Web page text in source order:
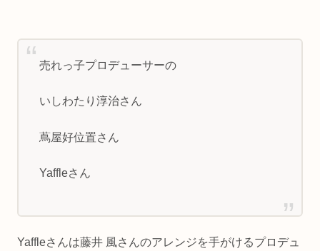
売れっ子プロデューサーの
いしわたり淳治さん
蔦屋好位置さん
Yaffleさん
Yaffleさんは藤井 風さんのアレンジを手がけるプロデュ